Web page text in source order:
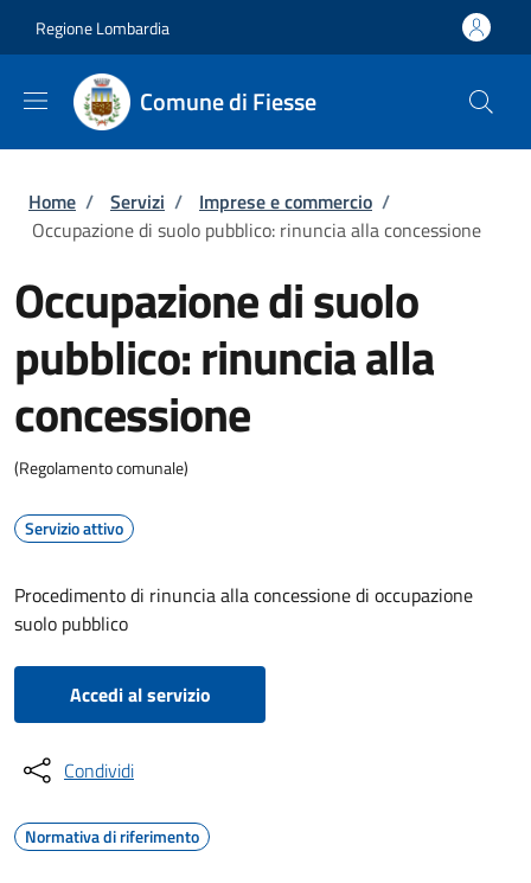
Regione Lombardia
Comune di Fiesse
Briciole di pane
Home / Servizi / Imprese e commercio /
Occupazione di suolo pubblico: rinuncia alla concessione
Occupazione di suolo
pubblico: rinuncia alla
concessione
(Regolamento comunale)
Servizio attivo
Procedimento di rinuncia alla concessione di occupazione
suolo pubblico
Accedi al servizio
Condividi
Normativa di riferimento